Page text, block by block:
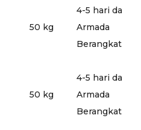
50 kg
4-5 hari dari
Armada
Berangkat
50 kg
4-5 hari dari
Armada
Berangkat